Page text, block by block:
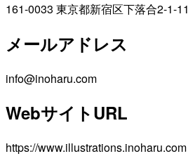
161-0033 東京都新宿区下落合2-1-11
メールアドレス
info@inoharu.com
WebサイトURL
https://www.illustrations.inoharu.com